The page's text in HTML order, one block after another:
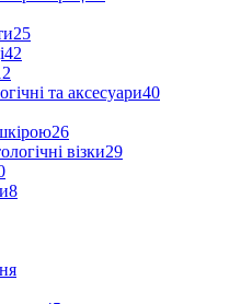
25
42
та аксесуари40
26
візки29
8